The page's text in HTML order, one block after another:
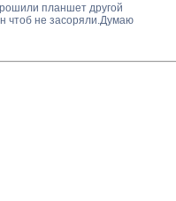
планшет другой
чтоб не засоряли.Думаю